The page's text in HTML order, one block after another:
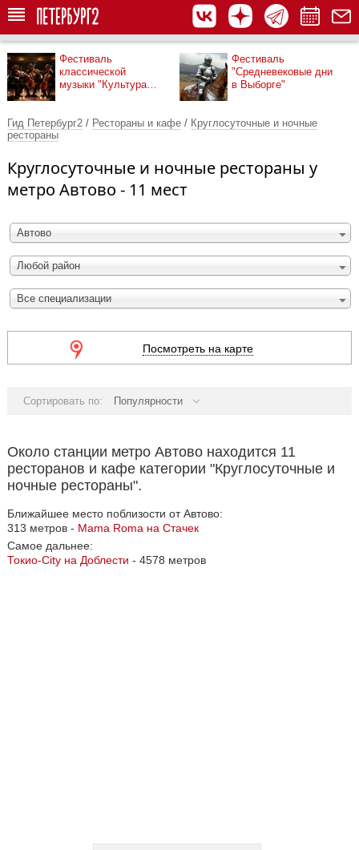
Фестиваль
классической
музыки "Культура
Фестиваль
"Средневековые дни
в Выборге"
Гид Петербург2 / Рестораны и кафе / Круглосуточные и ночные
рестораны
Круглосуточные и ночные рестораны у
метро Автово - 11 мест
Автово
Любой район
Все специализации
Посмотреть на карте
Сортировать по: Популярности
Около станции метро Автово находится 11
ресторанов и кафе категории "Круглосуточные и
ночные рестораны".
Ближайшее место поблизости от Автово:
313 метров - Mama Roma на Стачек
Самое дальнее:
Токио-City на Доблести - 4578 метров